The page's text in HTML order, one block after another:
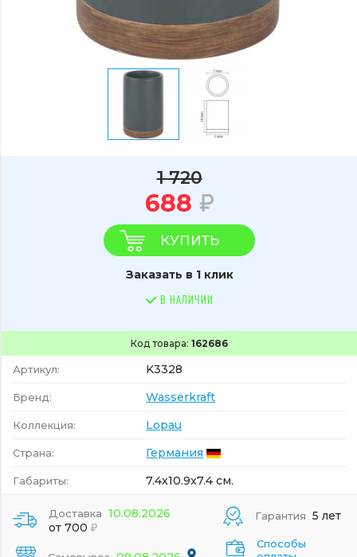
Код товара: 162686
Артикул: K3328
Бренд: Wasserkraft
Коллекция: Lopau
Страна: Германия
Габариты: 7.4x10.9x7.4 см.
1 720
688
КУПИТЬ
Заказать в 1 клик
В НАЛИЧИИ
Доставка 10.08.2026
от 700
Гарантия 5 лет
Способы